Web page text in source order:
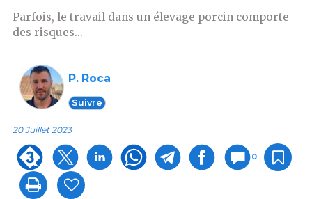
Parfois, le travail dans un élevage porcin comporte
des risques...
P. Roca
Suivre
20 Juillet 2023
0